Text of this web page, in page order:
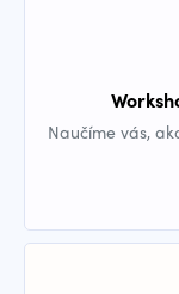
Naučíme vás,